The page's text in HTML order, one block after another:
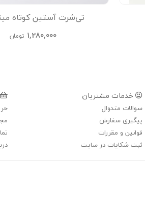
تی‌شرت آستین کوتاه
1,280,000 تومان
خدمات مشتریان
سوالات متدوال
پیگیری سفارش
قوانین و مقررات
ثبت شکایات در سایت